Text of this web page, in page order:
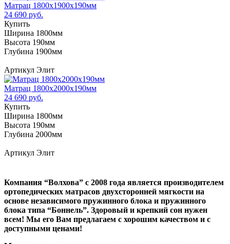
Матрац 1800х1900х190мм
24 690 руб.
Купить
Ширина 1800мм
Высота 190мм
Глубина 1900мм
Артикул Элит
Матрац 1800х2000х190мм
24 690 руб.
Купить
Ширина 1800мм
Высота 190мм
Глубина 2000мм
Артикул Элит
Компания “Волхова” с 2008 года является производителем
ортопедических матрасов двухсторонней мягкости на
основе независимого пружинного блока и пружинного
блока типа “Боннель”. Здоровый и крепкий сон нужен
всем! Мы его Вам предлагаем с хорошим качеством и с
доступными ценами!